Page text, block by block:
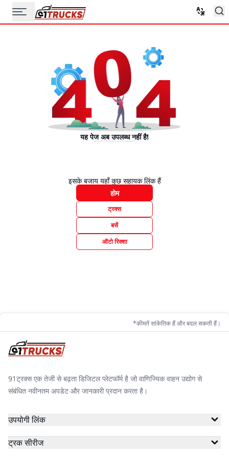
यह पेज अब उपलब्ध नहीं है!
इसके बजाय यहाँ कुछ सहायक लिंक हैं
होम
ट्रक्स
बसें
ऑटो रिक्शा
*कीमतें सांकेतिक हैं और बदल सकती हैं।
91ट्रक्स एक तेजी से बढ़ता डिजिटल प्लेटफॉर्म है जो वाणिज्यिक वाहन उद्योग से
संबंधित नवीनतम अपडेट और जानकारी प्रदान करता है।
उपयोगी लिंक
ट्रक सीरीज